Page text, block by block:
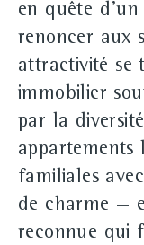
en quête d'un
renoncer aux
attractivité se
immobilier
par la
appartements
familiales
de charme —
reconnue qui